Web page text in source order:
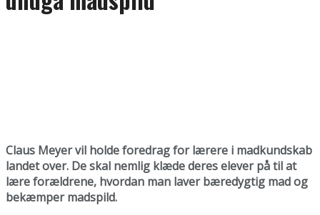
Claus Meyer vil holde foredrag for lærere i madkundskab
landet over. De skal nemlig klæde deres elever på til at
lære forældrene, hvordan man laver bæredygtig mad og
bekæmper madspild.